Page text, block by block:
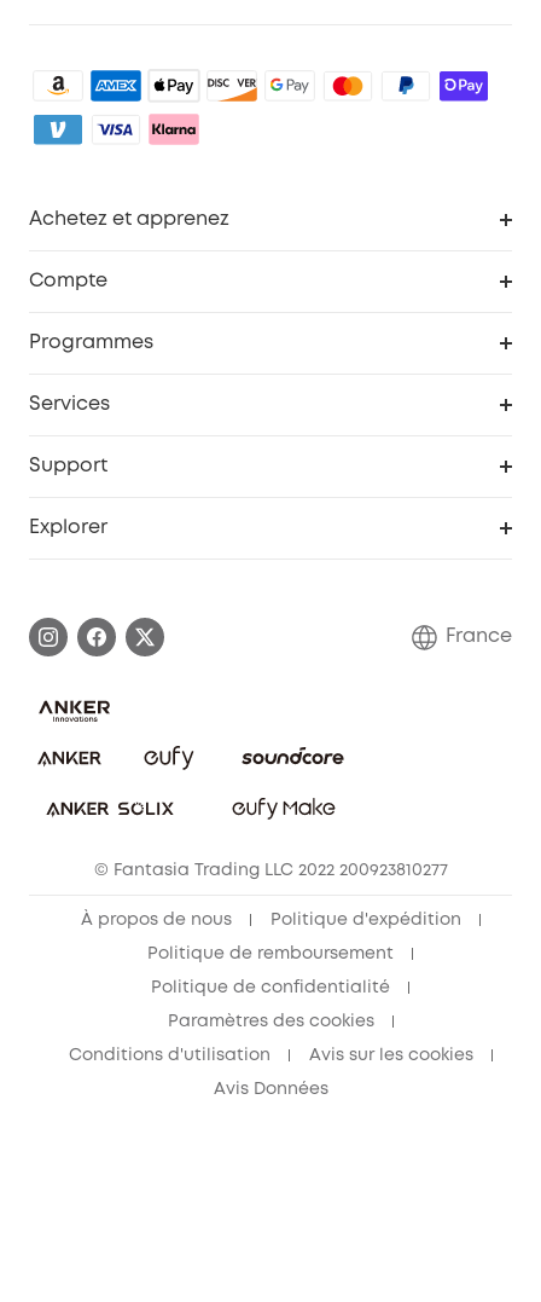
Achetez et apprenez
Compte
Programmes
Services
Support
Annuler la commande
Explorer
Communauté eufy Security
France
© Fantasia Trading LLC 2022 200923810277
À propos de nous Politique d'expédition
Politique de remboursement
Politique de confidentialité
Paramètres des cookies
Conditions d'utilisation Avis sur les cookies
Avis Données